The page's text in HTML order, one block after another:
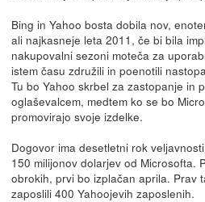
Bing in Yahoo bosta dobila nov,
ali najkasneje leta 2011, če bi bila
nakupovalni sezoni moteča za
istem času združili in poenotili
Tu bo Yahoo skrbel za zastopanje in
oglaševalcem, medtem ko se bo
promovirajo svoje izdelke.
Dogovor ima desetletni rok
150 milijonov dolarjev od Microsofta.
obrokih, prvi bo izplačan aprila. Prav
zaposlili 400 Yahoojevih zaposlenih.